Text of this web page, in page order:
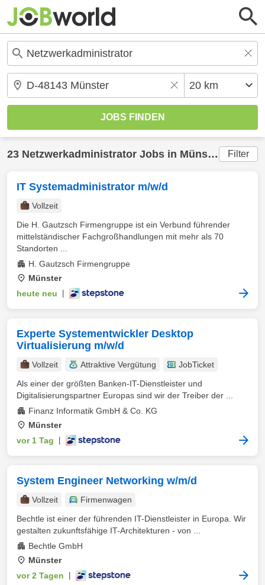
23 Netzwerkadministrator Jobs in Münster (20
Filter
IT Systemadministrator m/w/d
Vollzeit
Die H. Gautzsch Firmengruppe ist ein Verbund führender
mittelständischer Fachgroßhandlungen mit mehr als 70
Standorten ...
H. Gautzsch Firmengruppe
Münster
heute neu
Experte Systementwickler Desktop
Virtualisierung m/w/d
Vollzeit Attraktive Vergütung
JobTicket
Als einer der größten Banken-IT-Dienstleister und
Digitalisierungspartner Europas sind wir der Treiber der ...
Finanz Informatik GmbH & Co. KG
Münster
vor 1 Tag
System Engineer Networking w/m/d
Vollzeit
Firmenwagen
Bechtle ist einer der führenden IT-Dienstleister in Europa. Wir
gestalten zukunftsfähige IT-Architekturen - von ...
Bechtle GmbH
Münster
vor 2 Tagen